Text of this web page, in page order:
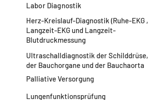
Labor Diagnostik
Herz-Kreislauf-Diagnostik (Ruhe-EKG ,
Langzeit-EKG und Langzeit-
Blutdruckmessung
Ultraschalldiagnostik der Schilddrüse,
der Bauchorgane und der Bauchaorta
Palliative Versorgung
Lungenfunktionsprüfung